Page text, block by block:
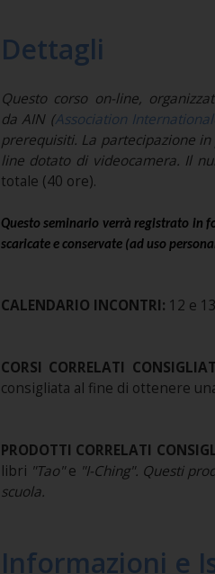
Dettagli
Questo corso on-line,
da AIN (Association
prerequisiti. La partecipazione
line dotato di videocamera. Il
totale (40 ore).
Questo seminario verrà registrato in
scaricate e conservate (ad uso
CALENDARIO INCONTRI: 12 e
CORSI CORRELATI
consigliata al fine di ottenere
PRODOTTI CORRELATI
libri "Tao"e "I-Ching". Questi
scuola.
Informazioni e